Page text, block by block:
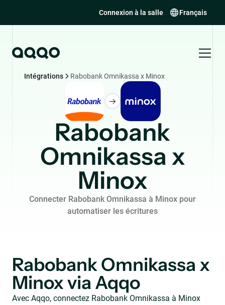
Connexion à la salle Français
Intégrations Rabobank Omnikassa x Minox
Rabobank
Omnikassa x
Minox
Connecter Rabobank Omnikassa à Minox pour
automatiser les écritures
Rabobank Omnikassa x
Minox via Aqqo
Avec Aqqo, connectez Rabobank Omnikassa à Minox